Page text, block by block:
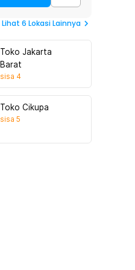
Lihat 6 Lokasi Lainnya
Toko Jakarta
Barat
sisa 4
Toko Cikupa
sisa 5